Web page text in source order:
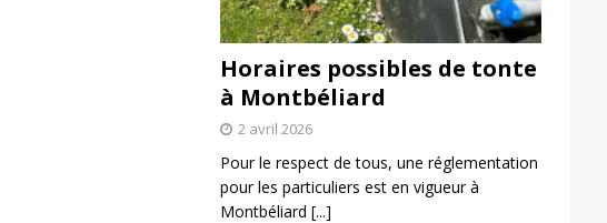
Horaires possibles de tonte
à Montbéliard
2 avril 2026
Pour le respect de tous, une réglementation
pour les particuliers est en vigueur à
Montbéliard [...]